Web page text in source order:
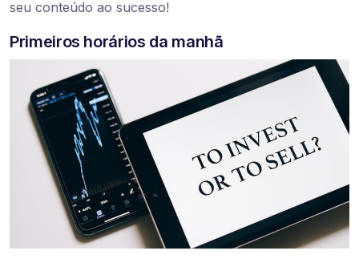
seu conteúdo ao sucesso!
Primeiros horários da manhã